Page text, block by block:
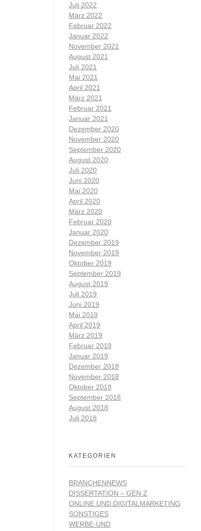
Juli 2022
März 2022
Februar 2022
Januar 2022
November 2021
August 2021
Juli 2021
Mai 2021
April 2021
März 2021
Februar 2021
Januar 2021
Dezember 2020
November 2020
September 2020
August 2020
Juli 2020
Juni 2020
Mai 2020
April 2020
März 2020
Februar 2020
Januar 2020
Dezember 2019
November 2019
Oktober 2019
September 2019
August 2019
Juli 2019
Juni 2019
Mai 2019
April 2019
März 2019
Februar 2019
Januar 2019
Dezember 2018
November 2018
Oktober 2018
September 2018
August 2018
Juli 2018
KATEGORIEN
BRANCHENNEWS
DISSERTATION – GEN Z
ONLINE UND DIGITALMARKETING
SONSTIGES
WERBE-UND